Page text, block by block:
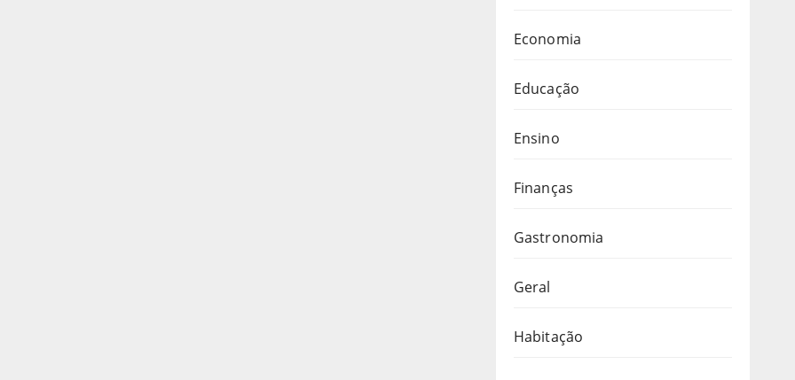
Economia
Educação
Ensino
Finanças
Gastronomia
Geral
Habitação